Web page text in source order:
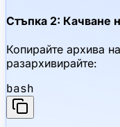
Стъпка 2: Качване
Копирайте архива
разархивирайте:
bash